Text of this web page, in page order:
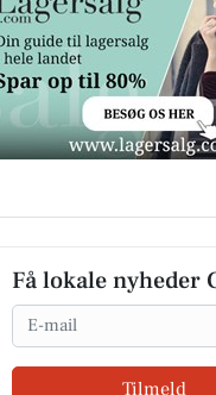
Få lokale nyheder
Email
Tilmeld